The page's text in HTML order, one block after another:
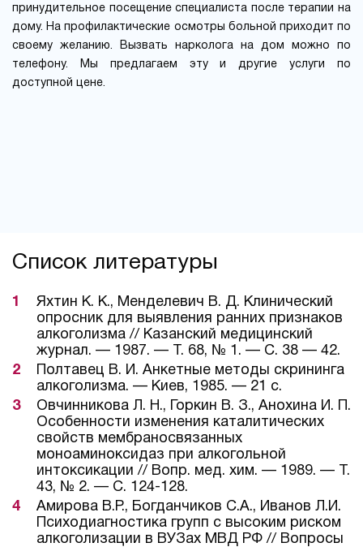
принудительное посещение специалиста после терапии на
дому. На профилактические осмотры больной приходит по
своему желанию. Вызвать нарколога на дом можно по
телефону. Мы предлагаем эту и другие услуги по
доступной цене.
Список литературы
Яхтин К. К., Менделевич В. Д. Клинический
опросник для выявления ранних признаков
алкоголизма // Казанский медицинский
журнал. — 1987. — Т. 68, № 1. — С. 38 — 42.
Полтавец В. И. Анкетные методы скрининга
алкоголизма. — Киев, 1985. — 21 с.
Овчинникова Л. Н., Горкин В. З., Анохина И. П.
Особенности изменения каталитических
свойств мембраносвязанных
моноаминоксидаз при алкогольной
интоксикации // Вопр. мед. хим. — 1989. — Т.
43, № 2. — С. 124-128.
Амирова В.Р., Богданчиков С.А., Иванов Л.И.
Психодиагностика групп с высоким риском
алкоголизации в ВУЗах МВД РФ // Вопросы